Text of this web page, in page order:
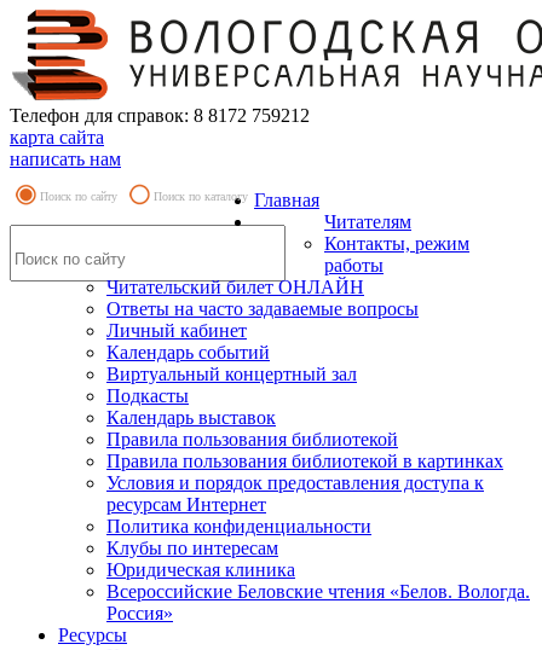
Телефон для справок: 8 8172 759212
карта сайта
написать нам
Поиск по сайту Поиск по каталогу Главная
Читателям
Контакты, режим
работы
Читательский билет ОНЛАЙН
Ответы на часто задаваемые вопросы
Личный кабинет
Календарь событий
Виртуальный концертный зал
Подкасты
Календарь выставок
Правила пользования библиотекой
Правила пользования библиотекой в картинках
Условия и порядок предоставления доступа к
ресурсам Интернет
Политика конфиденциальности
Клубы по интересам
Юридическая клиника
Всероссийские Беловские чтения «Белов. Вологда.
Россия»
Ресурсы